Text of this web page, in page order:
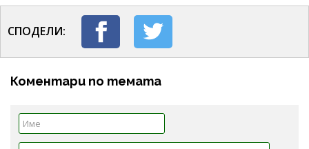
СПОДЕЛИ:
Коментари по темата